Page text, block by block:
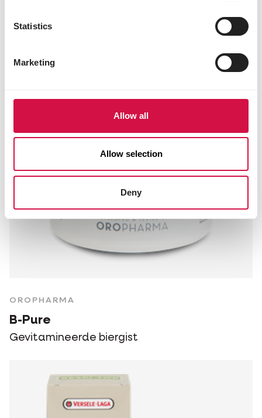
Statistics
Marketing
Allow all
Allow selection
Deny
OROPHARMA
B-Pure
Gevitamineerde biergist